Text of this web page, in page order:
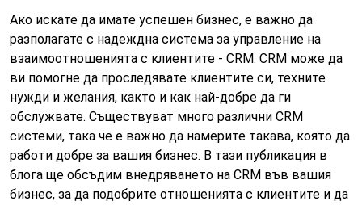
Ако искате да имате успешен бизнес, е важно да
разполагате с надеждна система за управление на
взаимоотношенията с клиентите - CRM. CRM може да
ви помогне да проследявате клиентите си, техните
нужди и желания, както и как най-добре да ги
обслужвате. Съществуват много различни CRM
системи, така че е важно да намерите такава, която да
работи добре за вашия бизнес. В тази публикация в
блога ще обсъдим внедряването на CRM във вашия
бизнес, за да подобрите отношенията с клиентите и да